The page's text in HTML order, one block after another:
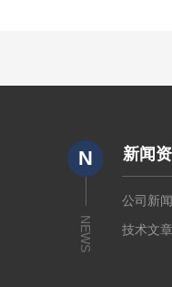
N
NEWS
新闻
公司新
技术文